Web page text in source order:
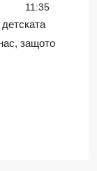
ПО
СТЪПКИТЕ
11:35
защото